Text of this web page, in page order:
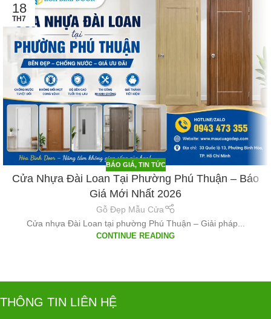
18
TH7
BÁO GIÁ, TIN TỨC
Cửa Nhựa Đài Loan Tại Phường Phú Thuận – Báo
Giá Mới Nhất 2026
Gỗ Đẹp Mẫu Cửa
Cửa nhựa Đài Loan tại phường Phú Thuận – Giải pháp...
CONTINUE READING
THÔNG TIN LIÊN HỆ